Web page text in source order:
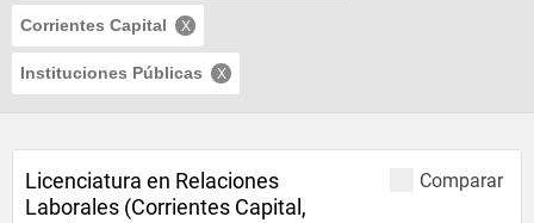
Corrientes Capital
Instituciones Públicas
Comparar
Licenciatura en Relaciones
Laborales (Corrientes Capital,